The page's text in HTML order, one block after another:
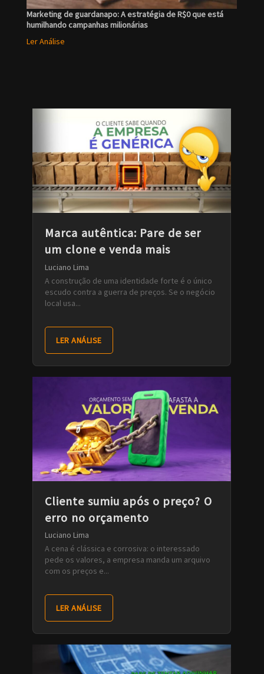
Marketing de guardanapo: A estratégia de R$0 que está
humilhando campanhas milionárias
Ler Análise
Marca autêntica: Pare de ser
um clone e venda mais
Luciano Lima
A construção de uma identidade forte é o único
escudo contra a guerra de preços. Se o negócio
local usa...
LER ANÁLISE
Cliente sumiu após o preço? O
erro no orçamento
Luciano Lima
A cena é clássica e corrosiva: o interessado
pede os valores, a empresa manda um arquivo
com os preços e...
LER ANÁLISE